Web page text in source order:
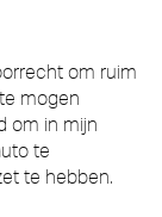
om ruim
mogen
om in mijn
te
te hebben.